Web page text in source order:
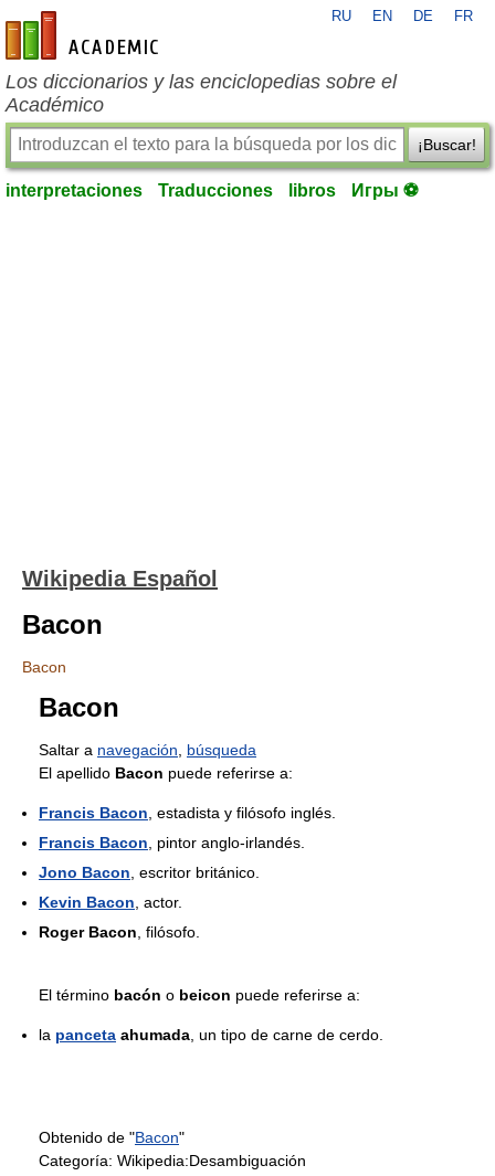
es-academic.com
RU EN DE FR
Los diccionarios y las enciclopedias sobre el
Académico
¡Buscar!
interpretaciones Traducciones libros Игры ⚽
Wikipedia Español
Bacon
Bacon
Bacon
Saltar a navegación
búsqueda
El apellido Bacon puede referirse a:
Francis Bacon , estadista y filósofo inglés.
Francis Bacon , pintor anglo-irlandés.
Jono Bacon , escritor británico.
Kevin Bacon , actor.
Roger Bacon , filósofo.
El término bacón o beicon puede referirse a:
la panceta ahumada , un tipo de carne de cerdo.
Obtenido de "Bacon"
Categoría: Wikipedia:Desambiguación